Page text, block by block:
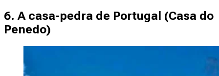
6. A casa-pedra de Portugal (Casa do
Penedo)